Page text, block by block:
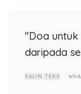
"Doa
daripada
SALIN TEKS